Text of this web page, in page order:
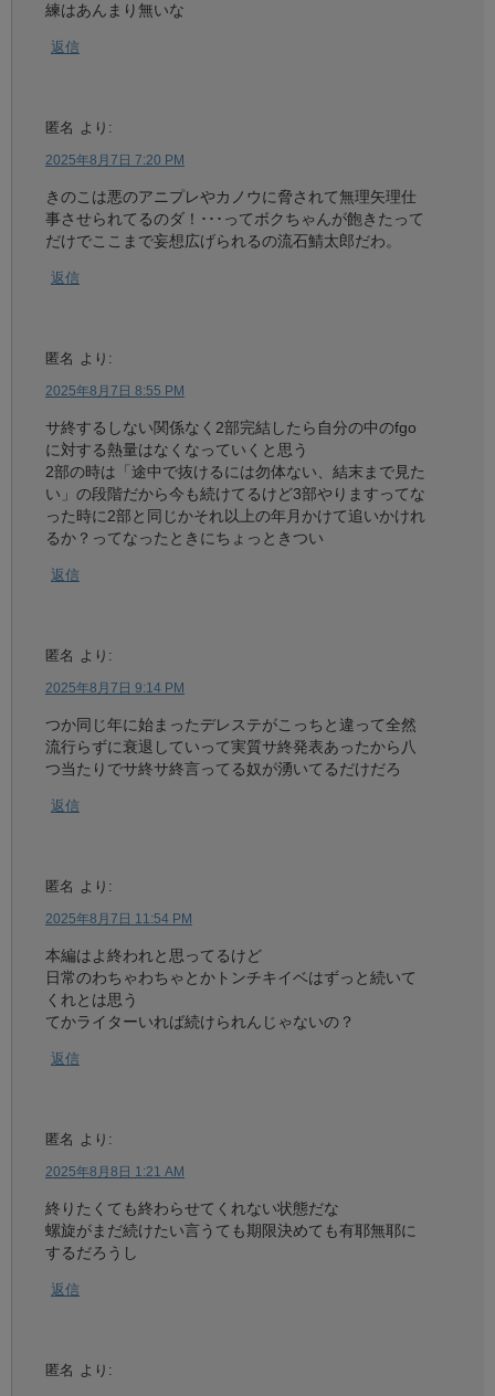
練はあんまり無いな
返信
匿名 より:
2025年8月7日 7:20 PM
きのこは悪のアニプレやカノウに脅されて無理矢理仕
事させられてるのダ！･･･ってボクちゃんが飽きたって
だけでここまで妄想広げられるの流石鯖太郎だわ。
返信
匿名 より:
2025年8月7日 8:55 PM
サ終するしない関係なく2部完結したら自分の中のfgo
に対する熱量はなくなっていくと思う
2部の時は「途中で抜けるには勿体ない、結末まで見た
い」の段階だから今も続けてるけど3部やりますってな
った時に2部と同じかそれ以上の年月かけて追いかけれ
るか？ってなったときにちょっときつい
返信
匿名 より:
2025年8月7日 9:14 PM
つか同じ年に始まったデレステがこっちと違って全然
流行らずに衰退していって実質サ終発表あったから八
つ当たりでサ終サ終言ってる奴が湧いてるだけだろ
返信
匿名 より:
2025年8月7日 11:54 PM
本編はよ終われと思ってるけど
日常のわちゃわちゃとかトンチキイベはずっと続いて
くれとは思う
てかライターいれば続けられんじゃないの？
返信
匿名 より:
2025年8月8日 1:21 AM
終りたくても終わらせてくれない状態だな
螺旋がまだ続けたい言うても期限決めても有耶無耶に
するだろうし
返信
匿名 より: